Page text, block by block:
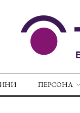
ПЕРСОНА